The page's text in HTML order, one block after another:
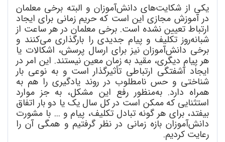
یکی از شکایتهای دانشآموزان و البته برخی معلمان
در آموزش مجازی این است که حریم زمانی برای ایجاد
ارتباط تعیین نشده است. برخی معلمان در هر ساعت از
شبانهروز تکلیف و پیام جدیدی را بارگذاری میکنند و
برخی دانشآموزان نیز برای ارسال پرسش، اشکالات یا
هر پیام دیگری، مقید به زمان معین نیستند. این امر در
ایجاد آشفتگی ارتباطی تأثیرگذار است و به نوعی بار
شناختی و حس نامطلوب در روند یادگیری را هم به
همراه دارد. بهمنظور رفع این مشکل، به جز موارد
استثنایی که ممکن است در کل سال یک یا دو بار اتفاق
بیفتد، برای هر گونه تبادل تکلیف، پیام و ... با مشورت
دانشآموزان بازه زمانی در نظر گرفتیم و همگی آن را
رعایت کردیم.